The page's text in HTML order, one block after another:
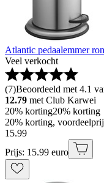
Atlantic pedaalemmer
Veel verkocht
(7)Beoordeeld met 4.1
12.79 met Club Karwei
20% korting20% korting
20% korting,
15.99
Prijs: 15.99 euro